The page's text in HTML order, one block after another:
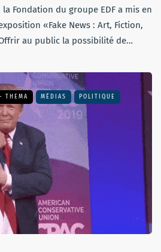
Fondation du groupe EDF a mis en
«Fake News : Art, Fiction,
au public la possibilité de…
THEMA MÉDIAS POLITIQUE